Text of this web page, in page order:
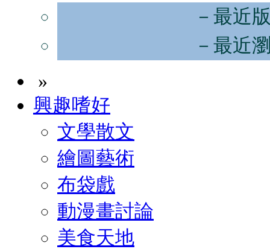
－最近
－最近
»
興趣嗜好
文學散文
繪圖藝術
布袋戲
動漫畫討論
美食天地